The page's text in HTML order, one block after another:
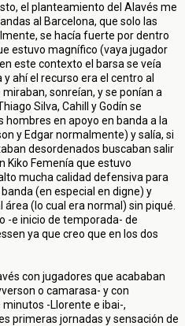
el planteamiento del Alavés me
al Barcelona, que solo las
se hacía fuerte por dentro
estuvo magnífico (vaya jugador
este contexto el barsa se veía
ahí el recurso era el centro al
sonreían, y se ponían a
Silva, Cahill y Godín se
en apoyo en banda a la
y Edgar normalmente) y salía, si
desordenados buscaban salir
Kiko Femenía que estuvo
mucha calidad defensiva para
(en especial en digne) y
(lo cual era normal) sin piqué.
-e inicio de temporada- de
ya que creo que en los dos
con jugadores que acababan
o camarasa- y con
-Llorente e ibai-,
primeras jornadas y sensación de